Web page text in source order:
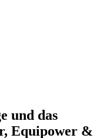
und das
Equipower &